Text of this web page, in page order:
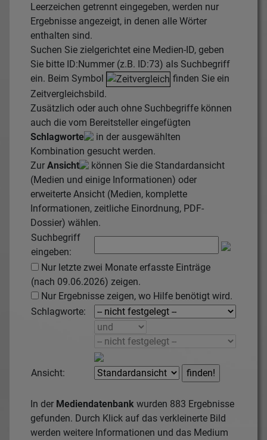
Leerzeichen getrennt eingegeben, werden nur
Ergebnisse angezeigt, in denen alle Wörter
enthalten sind.
Suchen Sie zielgerichtet eine Medien-ID, geben
Sie bitte ID:Nummer (z.B. ID:73) als Suchbegriff
ein. Beim Symbol
finden Sie ein
Zeitvergleichsbild.
Zusätzlich oder auch ohne Suchbegriffe können
auch die vom Bereitsteller eingefügten
Schlagworte
in der ausgewählten
Kombination gesucht werden.
Zur Ansicht
können Sie die Standardansicht
(Medien und einige Informationen) oder
erweiterte Ansicht (Medien, komplette
Informationen, zeitliche Einordnung, PDF-
Dossier) wählen.
Suchbegriff
eingeben:
Nur letzte zwei Monate erfasste Einträge
(nach 09.06.2026) zeigen.
Nur Ergebnisse zeigen, wo Hilfe benötigt wird.
Schlagworte:
Ansicht:
In der Mediendatenbank wurden 883 Ergebnisse
gefunden. Durch Klick auf das verkleinerte Bild
werden weitere Informationen und das Medium